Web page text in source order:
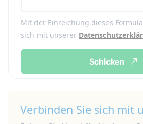
Mit der Einreichung dieses
sich mit unserer
Schicken
Verbinden Sie sich mit